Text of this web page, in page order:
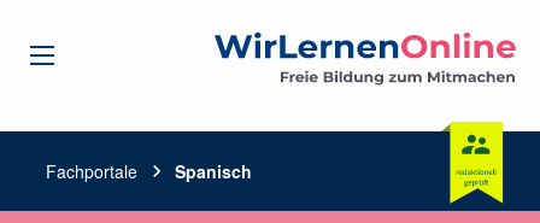
Fachportale chevron_right Spanisch